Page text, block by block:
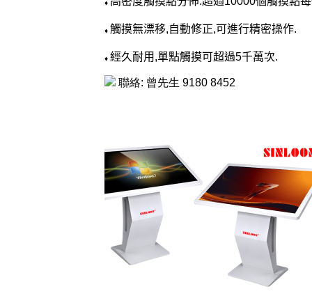
♦
♦ 觸摸無漂移,自動修正,可進行精密操作.
♦經久耐用 ,單點觸摸可超過5千萬次.
聯絡: 曾先生 9180 8452